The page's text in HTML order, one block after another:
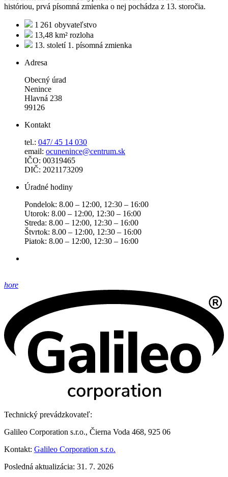
históriou, prvá písomná zmienka o nej pochádza z 13. storočia.
1 261 obyvateľstvo
13,48 km² rozloha
13. století 1. písomná zmienka
Adresa
Obecný úrad
Nenince
Hlavná 238
99126
Kontakt
tel.: 047/ 45 14 030
email: ocunenince@centrum.sk
IČO: 00319465
DIČ: 2021173209
Úradné hodiny
Pondelok: 8.00 – 12:00, 12:30 – 16:00
Utorok: 8.00 – 12:00, 12:30 – 16:00
Streda: 8.00 – 12:00, 12:30 – 16:00
Štvrtok: 8.00 – 12:00, 12:30 – 16:00
Piatok: 8.00 – 12:00, 12:30 – 16:00
hore
Technický prevádzkovateľ:
Galileo Corporation s.r.o., Čierna Voda 468, 925 06
Kontakt: Galileo Corporation s.r.o.
Posledná aktualizácia: 31. 7. 2026